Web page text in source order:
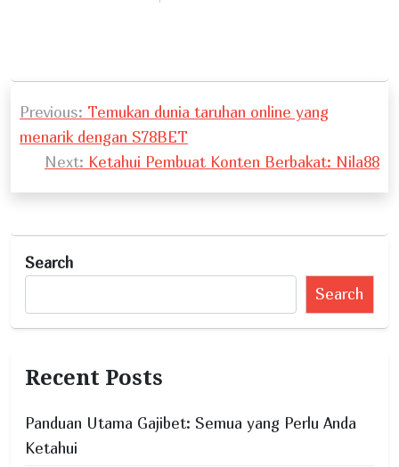
o
s
a
g
Previous: Temukan dunia taruhan online yang
menarik dengan S78BET
Next: Ketahui Pembuat Konten Berbakat: Nila88
Search
Search
Recent Posts
Panduan Utama Gajibet: Semua yang Perlu Anda
Ketahui